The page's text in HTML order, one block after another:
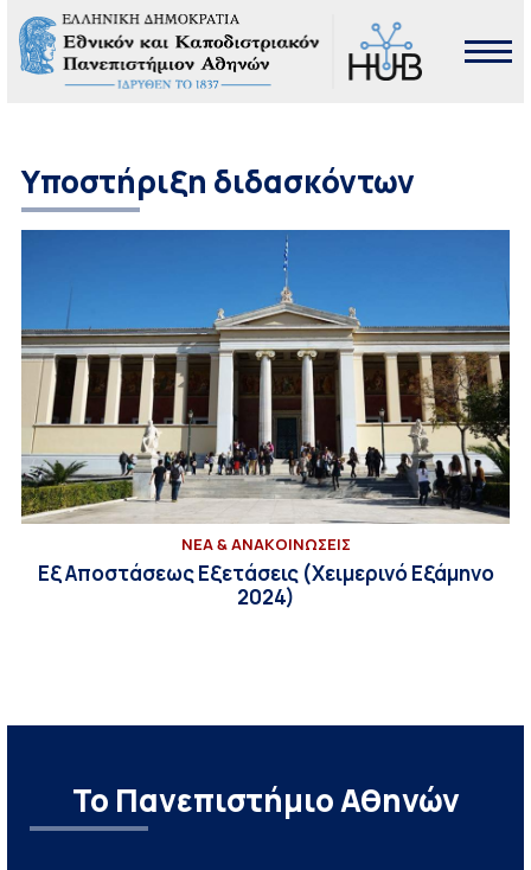
Υποστήριξη διδασκόντων
ΝΕΑ & ΑΝΑΚΟΙΝΩΣΕΙΣ
Εξ Αποστάσεως Εξετάσεις (Χειμερινό Εξάμηνο
2024)
Το Πανεπιστήμιο Αθηνών